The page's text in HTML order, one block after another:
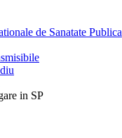
de Sanatate Publica
in SP